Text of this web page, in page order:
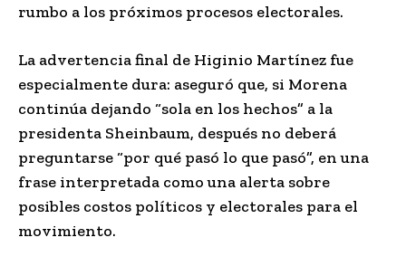
rumbo a los próximos procesos electorales.
La advertencia final de Higinio Martínez fue
especialmente dura: aseguró que, si Morena
continúa dejando “sola en los hechos” a la
presidenta Sheinbaum, después no deberá
preguntarse “por qué pasó lo que pasó”, en una
frase interpretada como una alerta sobre
posibles costos políticos y electorales para el
movimiento.